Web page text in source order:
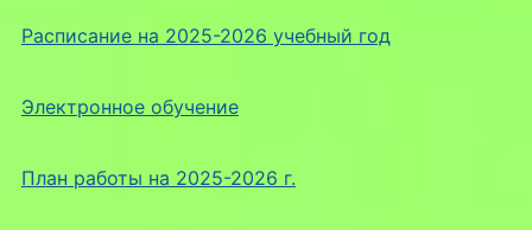
Расписание на 2025-2026 учебный год
Электронное обучение
План работы на 2025-2026 г.